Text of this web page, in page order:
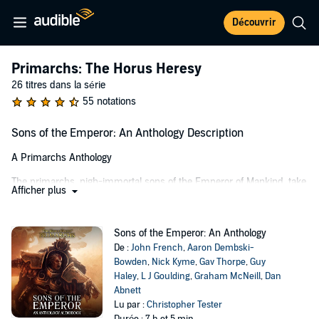
Découvrir
Primarchs: The Horus Heresy
26 titres dans la série
55 notations
Sons of the Emperor: An Anthology Description
A Primarchs Anthology
The primarchs, nigh-immortal sons of the Emperor of Mankind, take
the stage in a series of short stories showcasing some of their great
Horus Heresy.
LISTEN TO IT BECAUSE
Whether you see them as heroes, villains, or victims of the
Emperor's machinations, these tales will give you a different
perspective on a host of primarchs – including Angron, Vulkan,
Magnus the Red, and Horus himself.
Afficher plus
Sons of the Emperor: An Anthology
De :John French,Aaron Dembski-
Bowden, Nick Kyme,Gav Thorpe,Guy
Haley, L J Goulding,Graham McNeill, Dan
Abnett
Lu par :Christopher Tester